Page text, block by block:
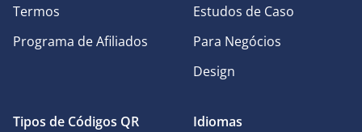
Termos
Programa de Afiliados
Estudos de Caso
Para Negócios
Design
Tipos de Códigos QR Idiomas